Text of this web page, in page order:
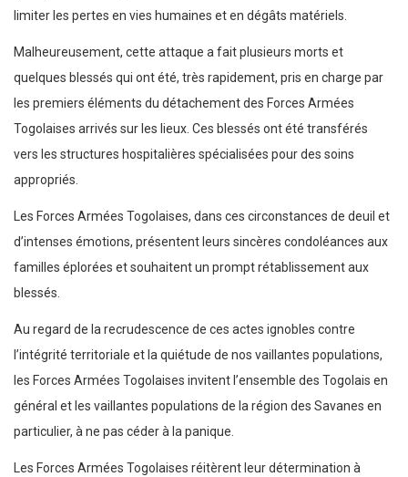
limiter les pertes en vies humaines et en dégâts matériels.
Malheureusement, cette attaque a fait plusieurs morts et
quelques blessés qui ont été, très rapidement, pris en charge par
les premiers éléments du détachement des Forces Armées
Togolaises arrivés sur les lieux. Ces blessés ont été transférés
vers les structures hospitalières spécialisées pour des soins
appropriés.
Les Forces Armées Togolaises, dans ces circonstances de deuil et
d’intenses émotions, présentent leurs sincères condoléances aux
familles éplorées et souhaitent un prompt rétablissement aux
blessés.
Au regard de la recrudescence de ces actes ignobles contre
l’intégrité territoriale et la quiétude de nos vaillantes populations,
les Forces Armées Togolaises invitent l’ensemble des Togolais en
général et les vaillantes populations de la région des Savanes en
particulier, à ne pas céder à la panique.
Les Forces Armées Togolaises réitèrent leur détermination à